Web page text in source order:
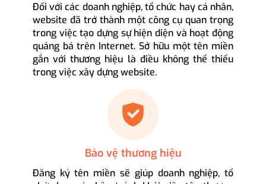
Đối với các doanh nghiệp, tổ chức hay cá nhân,
website đã trở thành một công cụ quan trọng
trong việc tạo dựng sự hiện diện và hoạt động
quảng bá trên Internet. Sở hữu một tên miền
gắn với thương hiệu là điều không thể thiếu
trong việc xây dựng website.
Bảo vệ thương hiệu
Đăng ký tên miền sẽ giúp doanh nghiệp, tổ